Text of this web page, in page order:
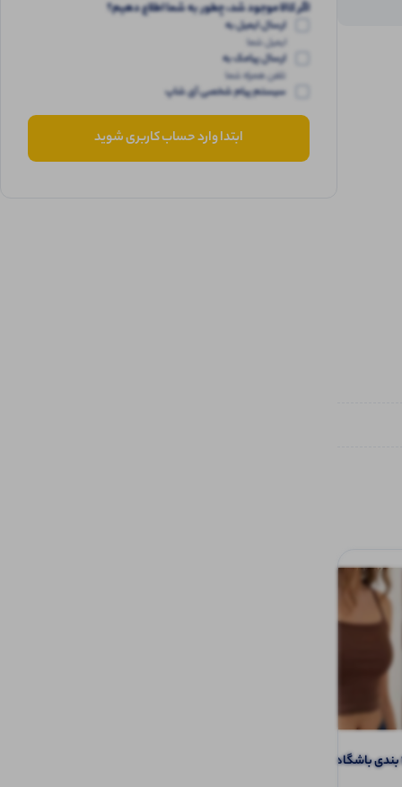
اگر کالا موجود شد، چطور به شما اطلاع دهیم؟
ارسال ایمیل به
ایمیل شما
ارسال پیامک به
تلفن همراه شما
سیستم پیام شخصی آی شاپ
ابتدا وارد حساب کاربری شوید